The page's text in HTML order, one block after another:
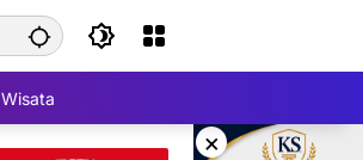
Wisata
×